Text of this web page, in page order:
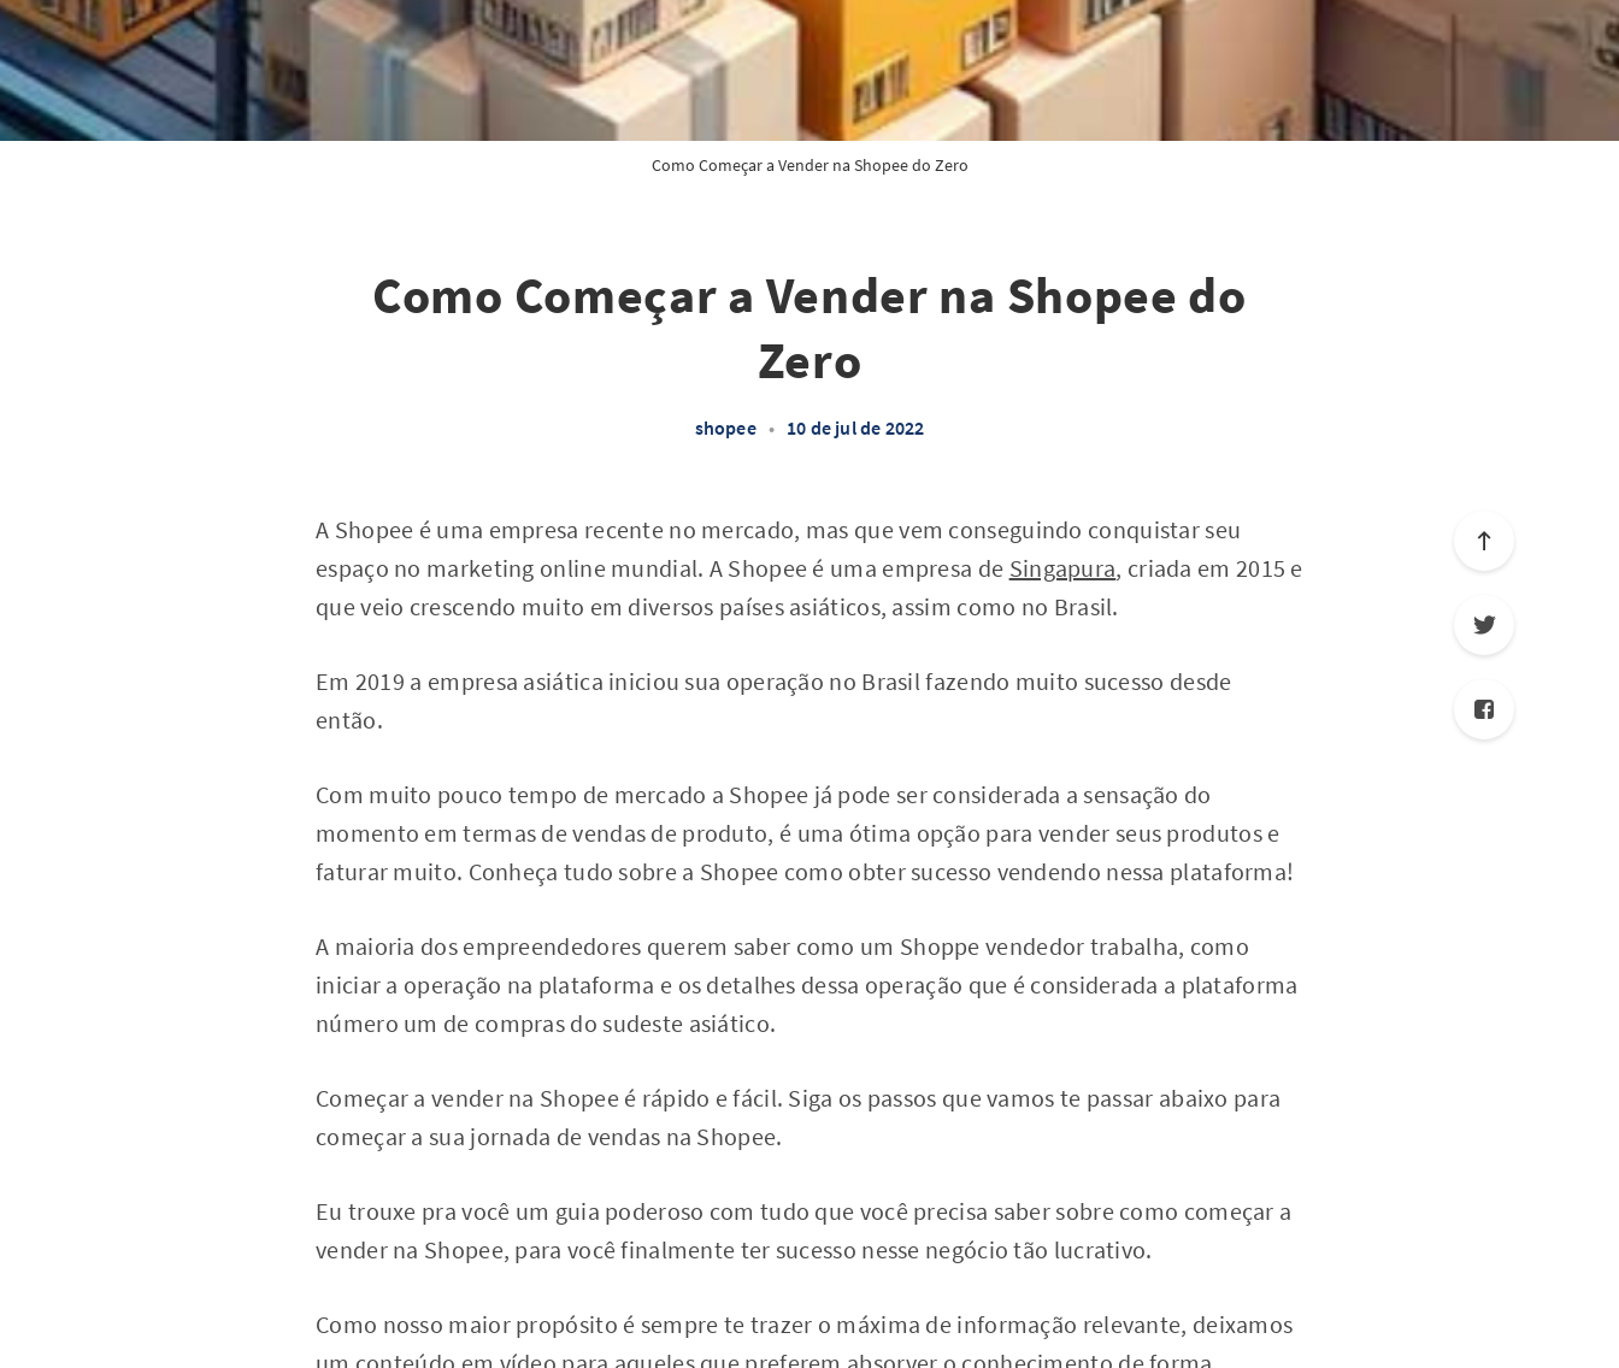
Como Começar a Vender na Shopee do Zero
Como Começar a Vender na Shopee do
Zero
shopee • 10 de jul de 2022
A Shopee é uma empresa recente no mercado, mas que vem conseguindo conquistar seu
espaço no marketing online mundial. A Shopee é uma empresa de Singapura, criada em 2015 e
que veio crescendo muito em diversos países asiáticos, assim como no Brasil.
Em 2019 a empresa asiática iniciou sua operação no Brasil fazendo muito sucesso desde
então.
Com muito pouco tempo de mercado a Shopee já pode ser considerada a sensação do
momento em termas de vendas de produto, é uma ótima opção para vender seus produtos e
faturar muito. Conheça tudo sobre a Shopee como obter sucesso vendendo nessa plataforma!
A maioria dos empreendedores querem saber como um Shoppe vendedor trabalha, como
iniciar a operação na plataforma e os detalhes dessa operação que é considerada a plataforma
número um de compras do sudeste asiático.
Começar a vender na Shopee é rápido e fácil. Siga os passos que vamos te passar abaixo para
começar a sua jornada de vendas na Shopee.
Eu trouxe pra você um guia poderoso com tudo que você precisa saber sobre como começar a
vender na Shopee, para você finalmente ter sucesso nesse negócio tão lucrativo.
Como nosso maior propósito é sempre te trazer o máxima de informação relevante, deixamos